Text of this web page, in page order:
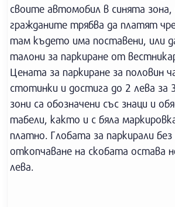
своите автомобил в синята
гражданите трябва да платят
там където има поставени, или
талони за паркиране от
Цената за паркиране за половин
стотинки и достига до 2 лева за
зони са обозначени със знаци и
табели, както и с бяла
платно. Глобата за паркирали
откопчаване на скобата остава
лева.